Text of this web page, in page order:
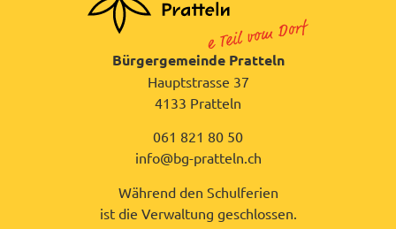
Bürgergemeinde Pratteln
Hauptstrasse 37
4133 Pratteln
061 821 80 50
info@bg-pratteln.ch
Während den Schulferien
ist die Verwaltung geschlossen.